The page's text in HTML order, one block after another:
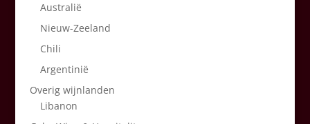
Australië
Nieuw-Zeeland
Chili
Argentinië
Overig wijnlanden
Libanon